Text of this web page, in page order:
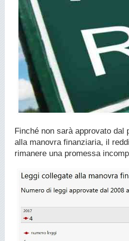
Finché non sarà approvato dal
alla manovra finanziaria, il
rimanere una promessa